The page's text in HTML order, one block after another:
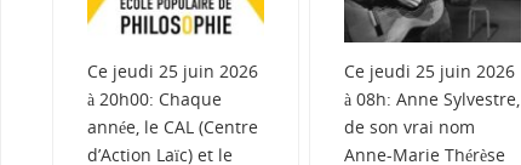
Ce jeudi 25 juin 2026
à 20h00: Chaque
année, le CAL (Centre
d’Action Laïc) et le
Ce jeudi 25 juin 2026
à 08h: Anne Sylvestre,
de son vrai nom
Anne-Marie Thérèse